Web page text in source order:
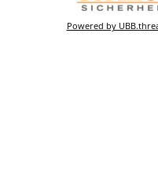
Powered by